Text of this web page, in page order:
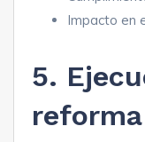
Impacto en
5.
reforma